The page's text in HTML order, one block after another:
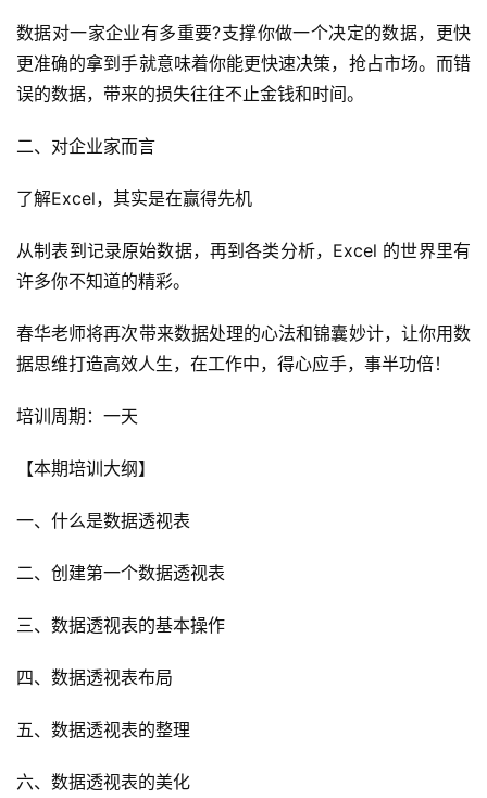
数据对一家企业有多重要?支撑你做一个决定的数据，更快
更准确的拿到手就意味着你能更快速决策，抢占市场。而错
误的数据，带来的损失往往不止金钱和时间。
二、对企业家而言
了解Excel，其实是在赢得先机
从制表到记录原始数据，再到各类分析，Excel 的世界里有
许多你不知道的精彩。
春华老师将再次带来数据处理的心法和锦囊妙计，让你用数
据思维打造高效人生，在工作中，得心应手，事半功倍！
培训周期：一天
【本期培训大纲】
一、什么是数据透视表
二、创建第一个数据透视表
三、数据透视表的基本操作
四、数据透视表布局
五、数据透视表的整理
六、数据透视表的美化